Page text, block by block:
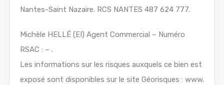
Nantes-Saint Nazaire. RCS NANTES 487 624 777.
Michèle HELLÉ (EI) Agent Commercial – Numéro
RSAC : – .
Les informations sur les risques auxquels ce bien est
exposé sont disponibles sur le site Géorisques : www.